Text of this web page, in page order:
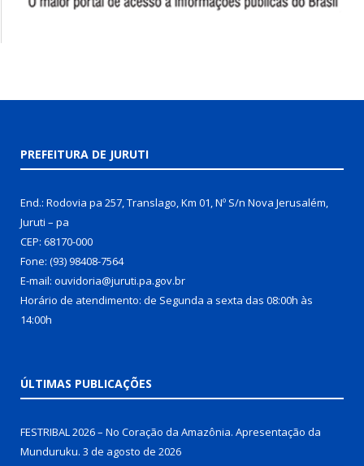
PREFEITURA DE JURUTI
End.: Rodovia pa 257, Translago, Km 01, Nº S/n Nova Jerusalém,
Juruti – pa
CEP: 68170-000
Fone: (93) 98408-7564
E-mail: ouvidoria@juruti.pa.gov.br
Horário de atendimento: de Segunda a sexta das 08:00h às
14:00h
ÚLTIMAS PUBLICAÇÕES
FESTRIBAL 2026 – No Coração da Amazônia. Apresentação da
Munduruku. 3 de agosto de 2026